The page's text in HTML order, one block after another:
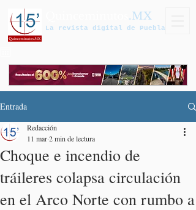
.MX
La revista digital de Puebla
Entrada
Choque e incendio de
tráileres colapsa circulación
en el Arco Norte con rumbo a
Redacción
11 mar2 min de lectura